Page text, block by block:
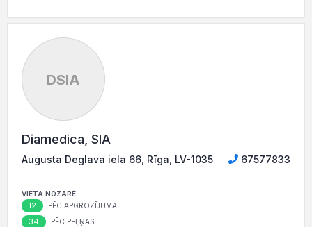
DSIA
Diamedica, SIA
Augusta Deglava iela 66, Rīga, LV-1035 67577833
VIETA NOZARĒ
12 PĒC APGROZĪJUMA
34 PĒC PEĻŅAS